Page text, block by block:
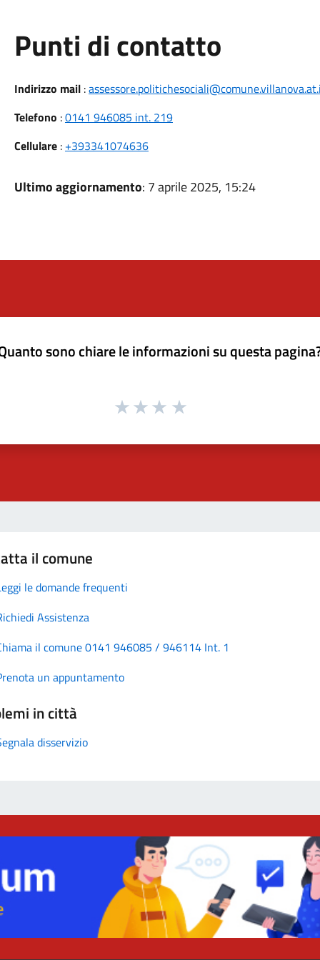
Punti di contatto
Indirizzo mail:
Telefono :0141 946085 int. 219
Cellulare: +393341074636
Ultimo aggiornamento: 7 aprile 2025, 15:24
sono chiare le informazioni su questa
il comune
le domande frequenti
Assistenza
il comune 0141 946085 / 946114 Int. 1
un appuntamento
in città
disservizio